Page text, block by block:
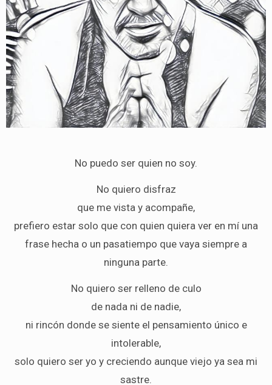
No puedo ser quien no soy.
No quiero disfraz
que me vista y acompañe,
prefiero estar solo que con quien quiera ver en mí una
frase hecha o un pasatiempo que vaya siempre a
ninguna parte.
No quiero ser relleno de culo
de nada ni de nadie,
ni rincón donde se siente el pensamiento único e
intolerable,
solo quiero ser yo y creciendo aunque viejo ya sea mi
sastre.